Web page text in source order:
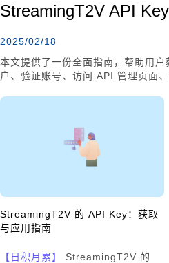
StreamingT2V API
2025/02/18
本文提供了一份全面指南，帮助用
户、验证账号、访问 API 管理页面
如媒体内容审核和教育视频分析，帮
StreamingT2V 的 API Key：获取
与应用指南
【日积月累】
StreamingT2V 的